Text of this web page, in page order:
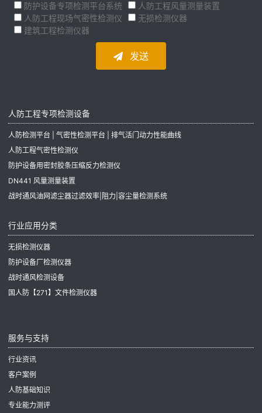
防护设备专项检测平台系统
人防工程风量测量装置
人防工程现场气密性检测仪
无损检测仪器
建筑工程检测仪器
发送
人防工程专项检测设备
人防检测平台 | 气密性检测平台 | 排气活门动力性能曲线
人防工程气密性检测仪
防护设备用密封胶条压缩反力检测仪
DN441 风量测量装置
战时通风油网滤尘器过滤效率|阻力|容尘量检测系统
行业应用分类
无损检测仪器
防护设备厂检测仪器
战时通风检测设备
国人防【271】文件检测仪器
服务与支持
行业资讯
客户案例
人防基础知识
专业能力测评